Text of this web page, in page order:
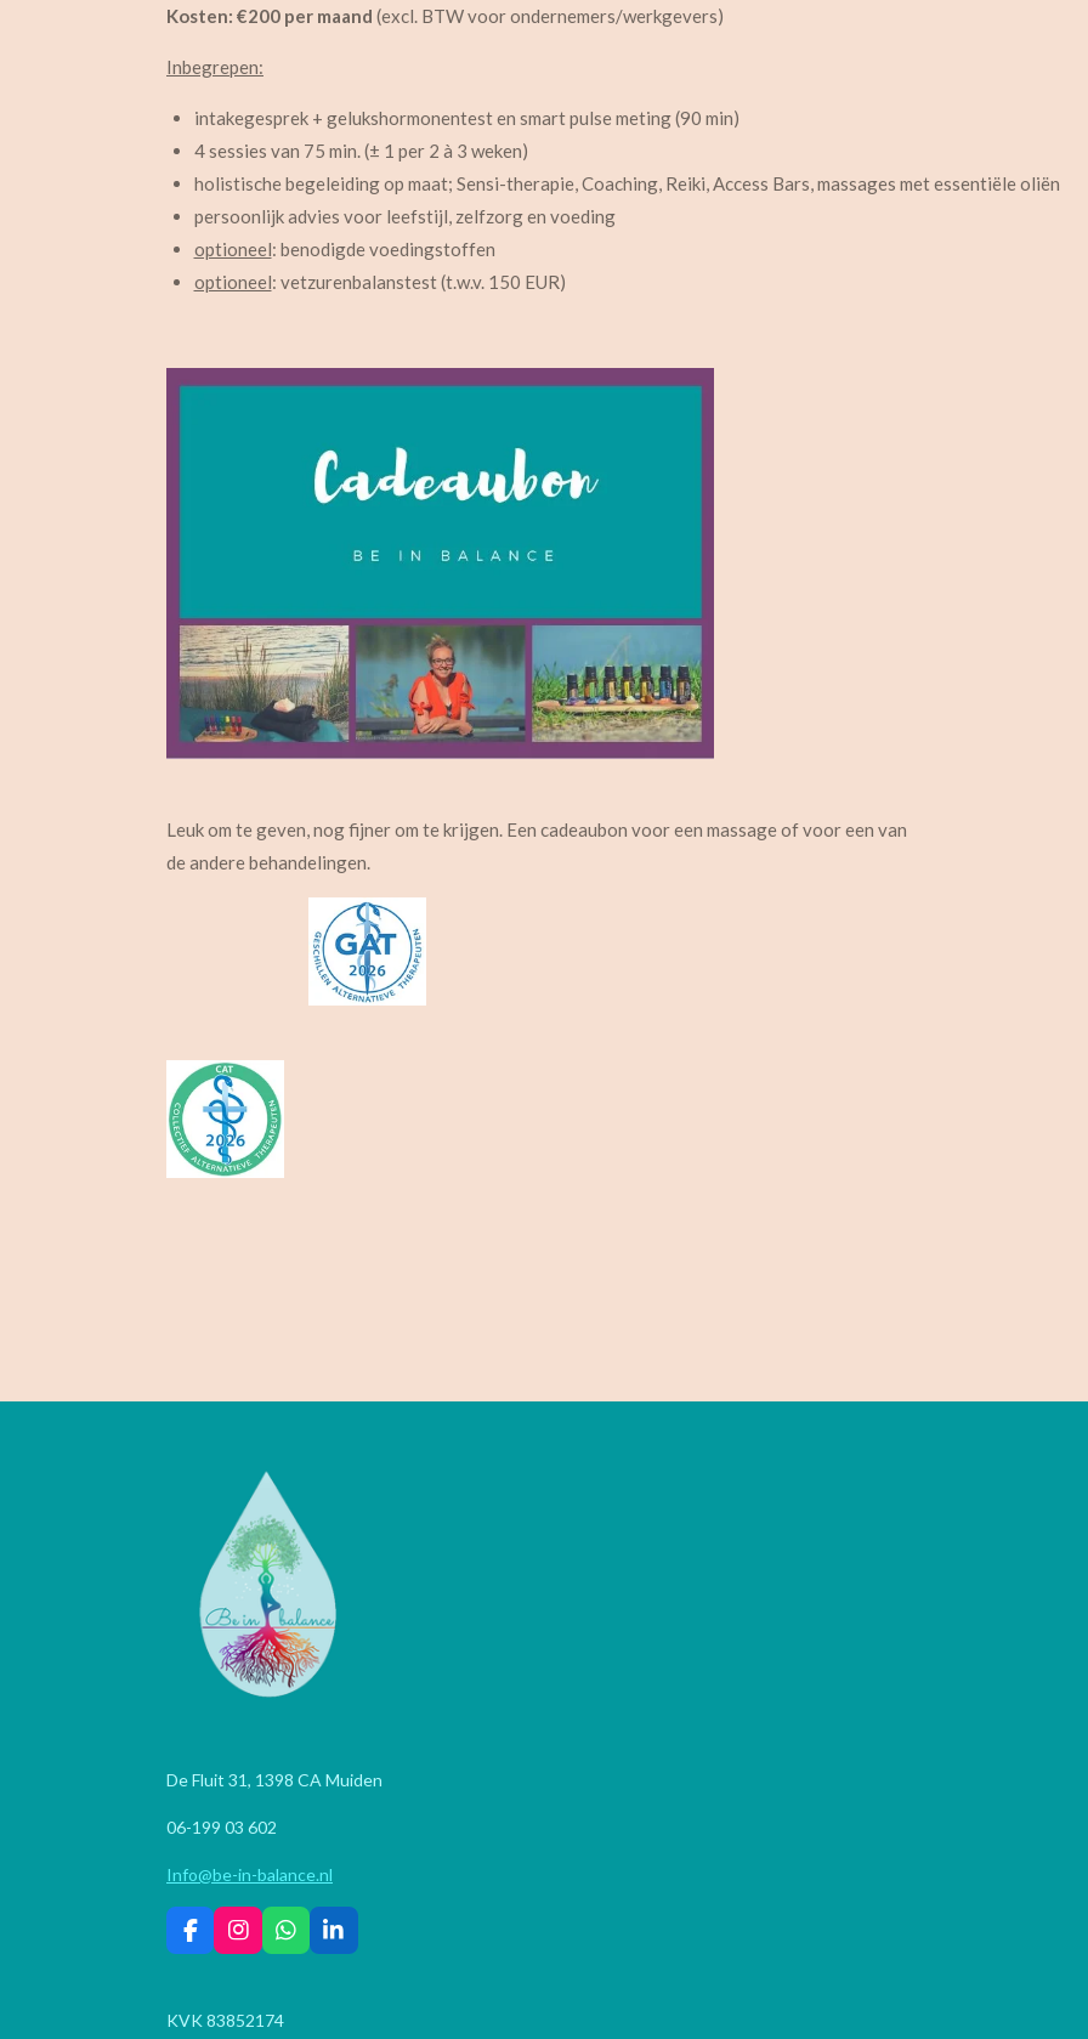
Kosten: €200 per maand (excl. BTW voor ondernemers/werkgevers)
Inbegrepen:
intakegesprek + gelukshormonentest en smart pulse meting (90 min)
4 sessies van 75 min. (± 1 per 2 à 3 weken)
holistische begeleiding op maat; Sensi-therapie, Coaching, Reiki, Access Bars, massages met essentiële oliën
persoonlijk advies voor leefstijl, zelfzorg en voeding
optioneel: benodigde voedingstoffen
optioneel: vetzurenbalanstest (t.w.v. 150 EUR)
Leuk om te geven, nog fijner om te krijgen. Een cadeaubon voor een massage of voor een van
de andere behandelingen.
De Fluit 31, 1398 CA Muiden
06-199 03 602
Info@be-in-balance.nl
F
a
b
I
n
a
W
h
s
L
i
KVK 83852174